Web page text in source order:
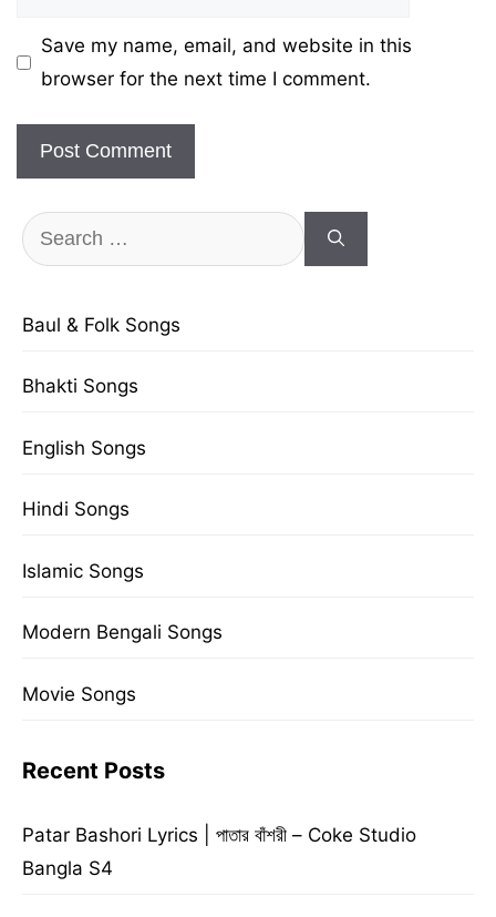
Save my name, email, and website in this
browser for the next time I comment.
Search
for:
Baul & Folk Songs
Bhakti Songs
English Songs
Hindi Songs
Islamic Songs
Modern Bengali Songs
Movie Songs
Recent Posts
Patar Bashori Lyrics | পাতার বাঁশরী – Coke Studio
Bangla S4